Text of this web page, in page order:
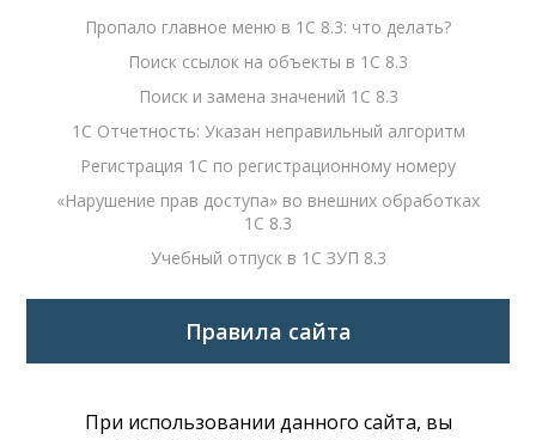
Пропало главное меню в 1С 8.3: что делать?
Поиск ссылок на объекты в 1С 8.3
Поиск и замена значений 1С 8.3
1С Отчетность: Указан неправильный алгоритм
Регистрация 1С по регистрационному номеру
«Нарушение прав доступа» во внешних обработках
1С 8.3
Учебный отпуск в 1С ЗУП 8.3
Правила сайта
При использовании данного сайта, вы